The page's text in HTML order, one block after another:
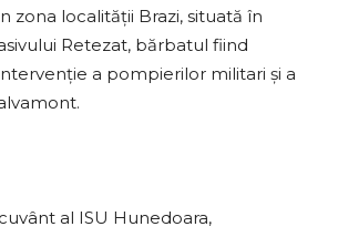
zona localităţii Brazi, situată în
Retezat, bărbatul fiind
a pompierilor militari şi a
al ISU Hunedoara,